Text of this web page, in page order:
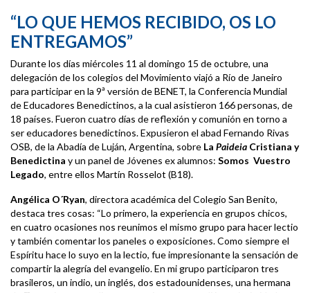
“LO QUE HEMOS RECIBIDO, OS LO
ENTREGAMOS”
Durante los días miércoles 11 al domingo 15 de octubre, una
delegación de los colegios del Movimiento viajó a Río de Janeiro
para participar en la 9ª versión de BENET, la Conferencia Mundial
de Educadores Benedictinos, a la cual asistieron 166 personas, de
18 países. Fueron cuatro días de reflexión y comunión en torno a
ser educadores benedictinos. Expusieron el abad Fernando Rivas
OSB, de la Abadía de Luján, Argentina, sobre La Paideia Cristiana y
Benedictina y un panel de Jóvenes ex alumnos: Somos Vuestro
Legado, entre ellos Martín Rosselot (B18).
Angélica O´Ryan, directora académica del Colegio San Benito,
destaca tres cosas: “Lo primero, la experiencia en grupos chicos,
en cuatro ocasiones nos reunimos el mismo grupo para hacer lectio
y también comentar los paneles o exposiciones. Como siempre el
Espíritu hace lo suyo en la lectio, fue impresionante la sensación de
compartir la alegría del evangelio. En mi grupo participaron tres
brasileros, un indio, un inglés, dos estadounidenses, una hermana